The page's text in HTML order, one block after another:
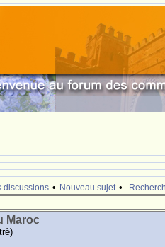
discussions • Nouveau sujet •
Maroc